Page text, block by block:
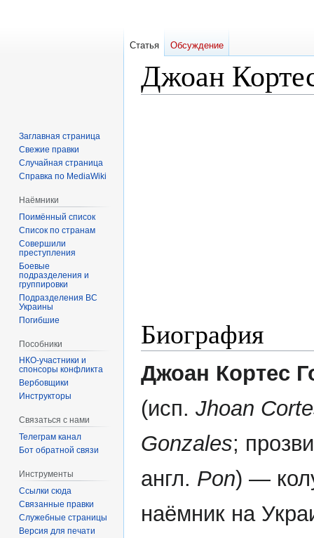
Джоан
Биография
Джоан Кортес
(исп. Jhoan
Gonzales;
англ. Pon) —
наёмник на
Статья Обсуждение
Заглавная страница
Свежие правки
Случайная страница
Справка по MediaWiki
Наёмники
Поимённый список
Список по странам
Совершили
преступления
Боевые
подразделения и
группировки
Подразделения ВС
Украины
Погибшие
Пособники
спонсоры конфликта
‏‎Вербовщики
Инструкторы
Связаться с нами
Телеграм канал
Бот обратной связи
Инструменты
Ссылки сюда
Связанные правки
Служебные страницы
Версия для печати